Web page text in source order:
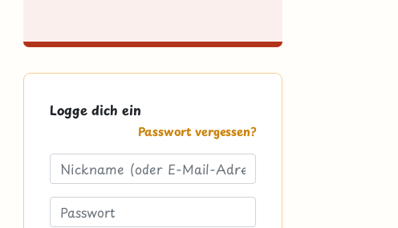
Logge dich ein
Passwort vergessen?